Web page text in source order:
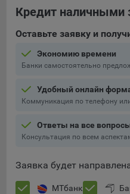
Кредит наличными
Оставьте заявку и
Экономию времени
Банки самостоятельно
Удобный онлайн
Коммуникация по телефону
Ответы на все
Консультация по всем
Заявка будет
МТбанк